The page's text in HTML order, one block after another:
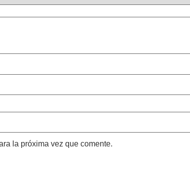
la próxima vez que comente.